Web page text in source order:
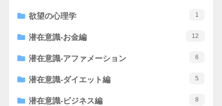
欲望の心理学 1
潜在意識-お金編 12
潜在意識-アファメーション 6
潜在意識-ダイエット編 5
潜在意識-ビジネス編 8